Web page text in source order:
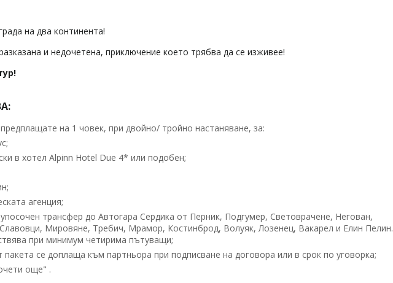
на два континента!
и недочетена, приключение което трябва да се изживее!
на 1 човек, при двойно/ тройно настаняване, за:
в хотел Alpinn Hotel Due 4* или подобен;
агенция;
трансфер до Автогара Сердика от Перник, Подгумер, Световрачене, Негован,
Мировяне, Требич, Мрамор, Костинброд, Волуяк, Лозенец, Вакарел и Елин Пелин.
при минимум четирима пътуващи;
пакета се доплаща към партньора при подписване на договора или в срок по уговорка;
още" .